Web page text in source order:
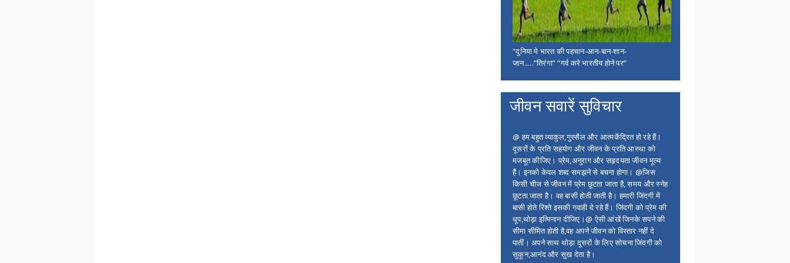
“दुनिया मे भारत की पहचान-आन-बान-शान-
जान.....“तिरंगा” “गर्व करे भारतीय होने पर”
जीवन सवारें सुविचार
@ हम बहुत व्याकुल,गुस्सैल और आत्मकेंद्रित हो रहे हैं।
दूसरों के प्रति सहयोग और जीवन के प्रति आस्था को
मजबूत कीजिए। प्रेम,अनुराग और सहृदयता जीवन मूल्य
हैं। इनको केवल शब्द समझने से बचना होगा। @जिस
किसी चीज से जीवन में प्रेम छूटता जाता है, समय और स्नेह
छूटता जाता है। वह बासी होती जाती है। हमारी जिंदगी में
बासी होते रिश्ते इसकी गवाही दे रहे हैं। जिंदगी को प्रेम की
धूप,थोड़ा इत्मिनान दीजिए।@ ऐसी आंखें जिनके सपने की
सीमा सीमित होती है,वह अपने जीवन को विस्तार नहीं दे
पातीं। अपने साथ थोड़ा दूसरों के लिए सोचना जिंदगी को
सुकून,आनंद और सुख देता है।